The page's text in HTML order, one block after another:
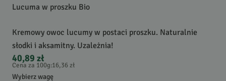
Lucuma w proszku Bio
Kremowy owoc lucumy w postaci proszku. Naturalnie
słodki i aksamitny. Uzależnia!
40,89 zł
Cena za 100g:16,36 zł
Wybierz wagę